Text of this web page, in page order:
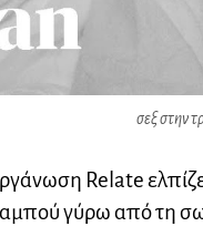
σεξ στην
Relate
γύρω από τη